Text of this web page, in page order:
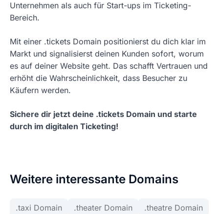
Unternehmen als auch für Start-ups im Ticketing-
Bereich.
Mit einer .tickets Domain positionierst du dich klar im
Markt und signalisierst deinen Kunden sofort, worum
es auf deiner Website geht. Das schafft Vertrauen und
erhöht die Wahrscheinlichkeit, dass Besucher zu
Käufern werden.
Sichere dir jetzt deine .tickets Domain und starte
durch im digitalen Ticketing!
Weitere interessante Domains
.taxi Domain .theater Domain
.theatre Domain